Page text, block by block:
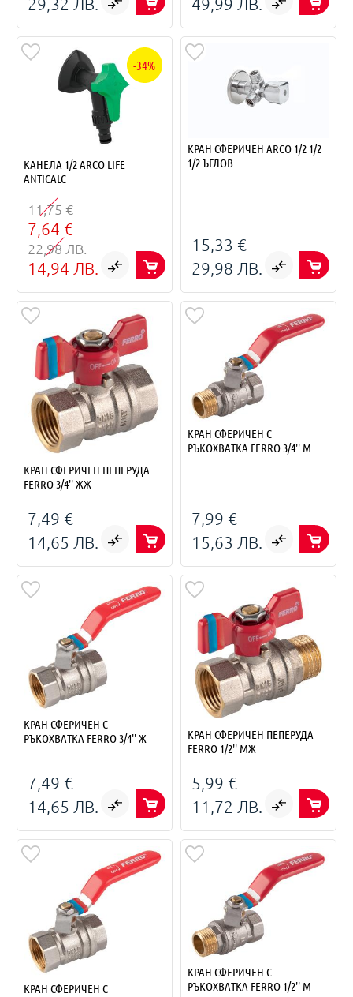
-34%
КАНЕЛА 1/2 ARCO LIFE
ANTICALC
11,75 €
7,64 €
22,98 ЛВ.
14,94 ЛВ.
КРАН СФЕРИЧЕН ARCO 1/2 1/2
1/2 ЪГЛОВ
15,33 €
29,98 ЛВ.
КРАН СФЕРИЧЕН ПЕПЕРУДА
FERRO 3/4'' ЖЖ
7,49 €
14,65 ЛВ.
КРАН СФЕРИЧЕН С
РЪКОХВАТКА FERRO 3/4'' М
7,99 €
15,63 ЛВ.
КРАН СФЕРИЧЕН С
РЪКОХВАТКА FERRO 3/4'' Ж
7,49 €
14,65 ЛВ.
КРАН СФЕРИЧЕН ПЕПЕРУДА
FERRO 1/2'' МЖ
5,99 €
11,72 ЛВ.
КРАН СФЕРИЧЕН С
КРАН СФЕРИЧЕН С
РЪКОХВАТКА FERRO 1/2'' М